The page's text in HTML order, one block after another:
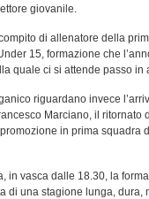
giovanile.
di allenatore della
15, formazione che
quale ci si attende passo in
riguardano invece
Marciano, il ritornato
in prima squadra
in vasca dalle 18.30, la
di una stagione lunga, dura,